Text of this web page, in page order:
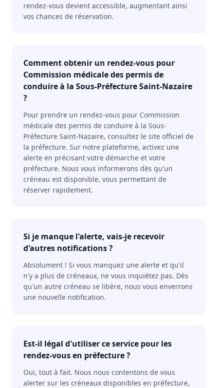
rendez-vous devient accessible, augmentant ainsi
vos chances de réservation.
Comment obtenir un rendez-vous pour
Commission médicale des permis de
conduire à la Sous-Préfecture Saint-Nazaire
?
Pour prendre un rendez-vous pour Commission
médicale des permis de conduire à la Sous-
Préfecture Saint-Nazaire, consultez le site officiel de
la préfecture. Sur notre plateforme, activez une
alerte en précisant votre démarche et votre
préfecture. Nous vous informerons dès qu'un
créneau est disponible, vous permettant de
réserver rapidement.
Si je manque l'alerte, vais-je recevoir
d'autres notifications ?
Absolument ! Si vous manquez une alerte et qu'il
n'y a plus de créneaux, ne vous inquiétez pas. Dès
qu'un autre créneau se libère, nous vous enverrons
une nouvelle notification.
Est-il légal d'utiliser ce service pour les
rendez-vous en préfecture ?
Oui, tout à fait. Nous nous contentons de vous
alerter sur les créneaux disponibles en préfecture,